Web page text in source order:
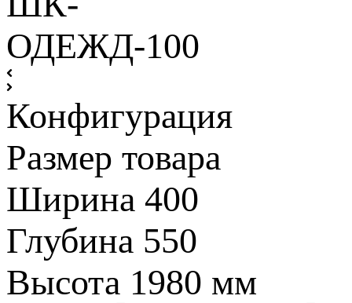
Конфигурация
Размер товара
Ширина 400
Глубина 550
Высота 1980 мм